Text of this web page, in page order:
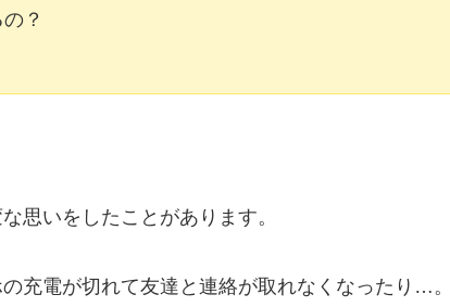
？
思いをしたことがあります。
充電が切れて友達と連絡が取れなくなったり…。